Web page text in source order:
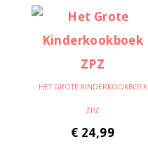
HET GROTE KINDERKOOKBOEK
ZPZ
€ 24,99